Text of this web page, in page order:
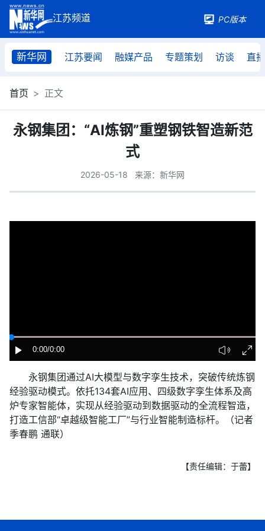
PC版本
新华网 江苏要闻 融媒产品 专题策划 访谈 直播
首页 正文
永钢集团：“AI炼钢”重塑钢铁智造新范
式
2026-05-18 来源：新华网
0:00/0:00
永钢集团通过AI大模型与数字孪生技术，突破传统炼钢
经验驱动模式。依托134套AI应用、四级数字孪生体系及高
炉专家智能体，实现从经验驱动到数据驱动的全流程智造，
打造工信部“卓越级智能工厂”与行业智能制造标杆。（记者
季春鹏 通联）
【责任编辑：于蕾】